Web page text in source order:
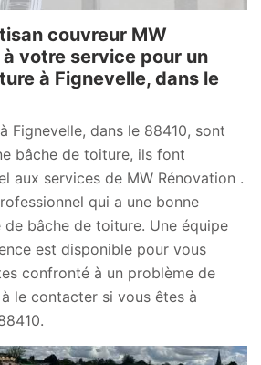
couvreur MW
votre service pour un
à Fignevelle, dans le
Fignevelle, dans le 88410, sont
bâche de toiture, ils font
aux services de MW Rénovation .
qui a une bonne
de bâche de toiture. Une équipe
est disponible pour vous
confronté à un problème de
le contacter si vous êtes à